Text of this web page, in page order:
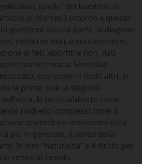
quello “del bambino di
di Morresi). Intorno a questo
questioni: da una parte, la diagnosi
medici ed etici, a essa connessi,
di feti, abortiti e non, nati
settimana. Sono due
caso, così come in molti altri, si
la prima, cioè la diagnosi
la nascita/aborto come
nodi etici complessi come il
scientifica e intervento sulla
più in generale, il senso della
la loro “naturalità” e il diritto per
venire al mondo.